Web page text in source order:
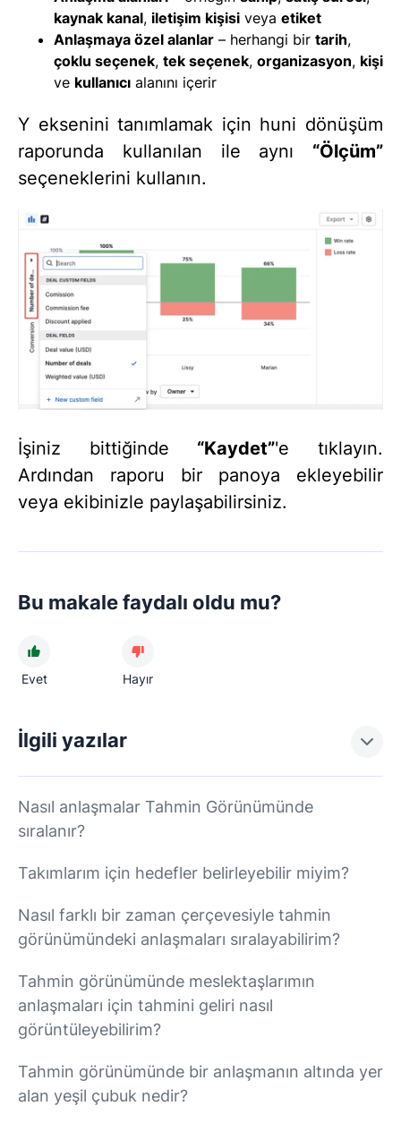
kaynak kanal, iletişim kişisi veya etiket
Anlaşmaya özel alanlar – herhangi bir tarih,
çoklu seçenek, tek seçenek, organizasyon, kişi
ve kullanıcı alanını içerir
Y eksenini tanımlamak için huni dönüşüm
raporunda kullanılan ile aynı “Ölçüm”
seçeneklerini kullanın.
İşiniz bittiğinde “Kaydet”'e tıklayın.
Ardından raporu bir panoya ekleyebilir
veya ekibinizle paylaşabilirsiniz.
Bu makale faydalı oldu mu?
Evet Hayır
İlgili yazılar
Nasıl anlaşmalar Tahmin Görünümünde
sıralanır?
Takımlarım için hedefler belirleyebilir miyim?
Nasıl farklı bir zaman çerçevesiyle tahmin
görünümündeki anlaşmaları sıralayabilirim?
Tahmin görünümünde meslektaşlarımın
anlaşmaları için tahmini geliri nasıl
görüntüleyebilirim?
Tahmin görünümünde bir anlaşmanın altında yer
alan yeşil çubuk nedir?